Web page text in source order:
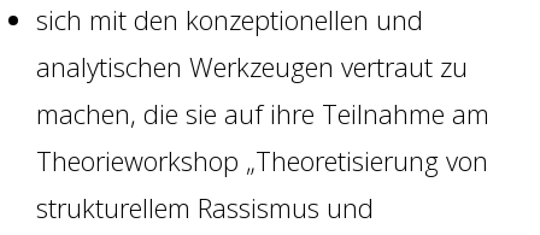
sich mit den konzeptionellen und
analytischen Werkzeugen vertraut zu
machen, die sie auf ihre Teilnahme am
Theorieworkshop „Theoretisierung von
strukturellem Rassismus und